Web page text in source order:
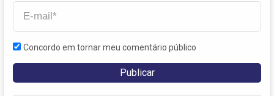
Concordo em tornar meu comentário público